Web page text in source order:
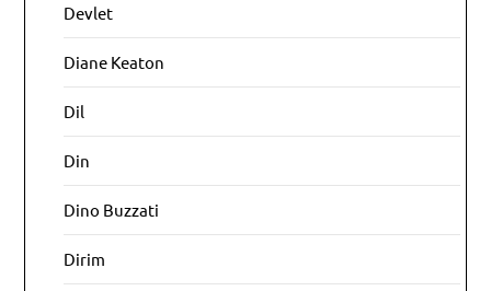
Devlet
Diane Keaton
Dil
Din
Dino Buzzati
Dirim